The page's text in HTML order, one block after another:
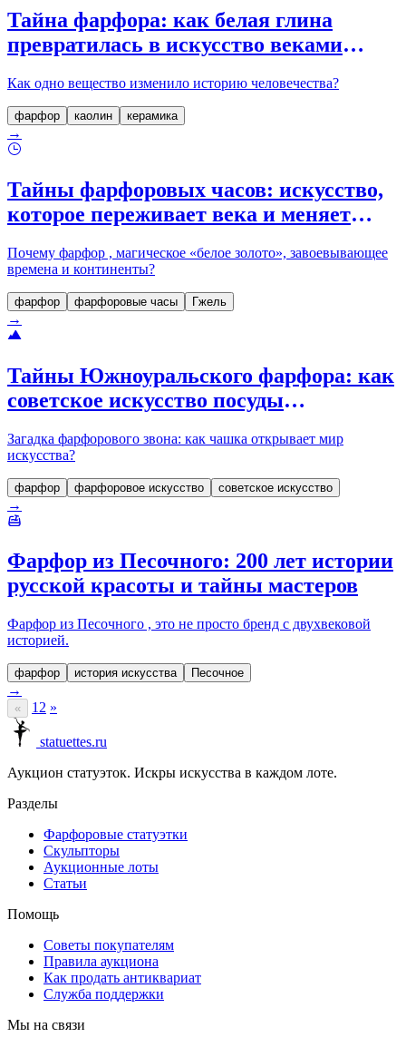
Тайна фарфора: как белая глина
превратилась в искусство веками
Как одно вещество изменило историю человечества?
фарфор каолин керамика
→
Тайны фарфоровых часов: искусство,
которое переживает века и меняет
Почему фарфор , магическое «белое золото», завоевывающее
времена и континенты?
фарфор фарфоровые часы Гжель
→
Тайны Южноуральского фарфора: как
советское искусство посуды
Загадка фарфорового звона: как чашка открывает мир
искусства?
фарфор фарфоровое искусство советское искусство
→
Фарфор из Песочного: 200 лет истории
русской красоты и тайны мастеров
Фарфор из Песочного , это не просто бренд с двухвековой
историей.
фарфор история искусства Песочное
→
« 1 2 »
statuettes.ru
Аукцион статуэток. Искры искусства в каждом лоте.
Разделы
Фарфоровые статуэтки
Скульпторы
Аукционные лоты
Статьи
Помощь
Советы покупателям
Правила аукциона
Как продать антиквариат
Служба поддержки
Мы на связи